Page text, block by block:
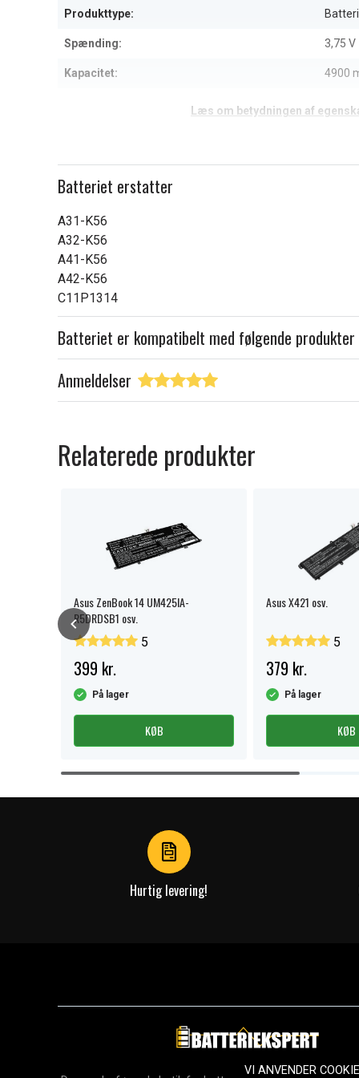
Produkttype: Batteri
Spænding: 3,75 V
Kapacitet: 4900
Læs om betydningen af
Batteriet erstatter
A31-K56
A32-K56
A41-K56
A42-K56
C11P1314
Batteriet er kompatibelt med følgende produkter
Anmeldelser
Relaterede produkter
Asus ZenBook 14 UM425IA-
R5DRDSB1 osv.
5
399 kr.
På lager
KØB
Asus X421 osv.
5
379 kr.
På lager
KØB
Item
Hurtig levering!
VI ANVENDER